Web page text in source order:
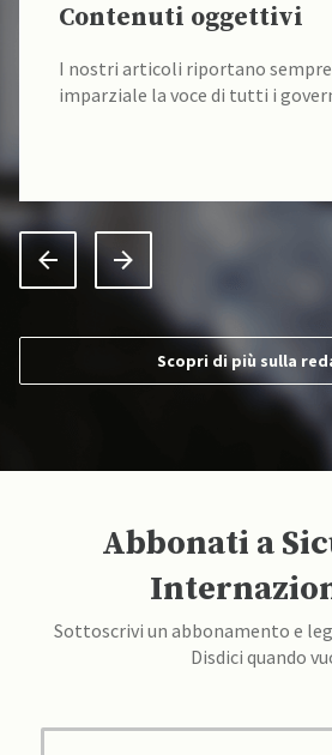
Contenuti oggettivi
I nostri articoli riportano
imparziale la voce di tutti i
Scopri di più sulla
Abbonati a
Sottoscrivi un abbonamento e
Disdici quando